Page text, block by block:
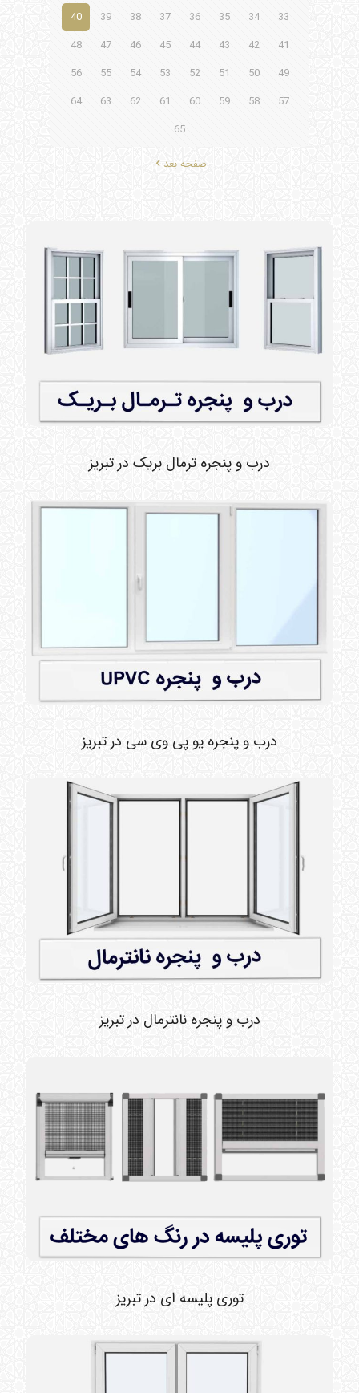
33
34
35
36
37
38
39
40
41
42
43
44
45
46
47
48
49
50
51
52
53
54
55
56
57
58
59
60
61
62
63
64
65
صفحه بعد
درب و پنجره ترمال بریک در تبریز
درب و پنجره یو پی وی سی در تبریز
درب و پنجره نانترمال در تبریز
توری پلیسه ای در تبریز